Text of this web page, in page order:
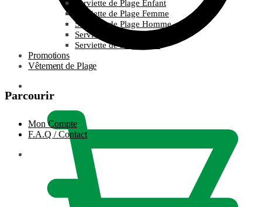
Serviette de Plage Enfant
Serviette de Plage Femme
Serviette de Plage Homme
Serviette de Plage Ronde
Serviette de Plage XXL
Promotions
Vêtement de Plage
Parcourir
Mon Compte
F.A.Q / Contact